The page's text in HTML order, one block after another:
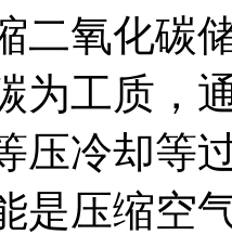
氧化碳储
为工质，
压冷却等
是压缩空